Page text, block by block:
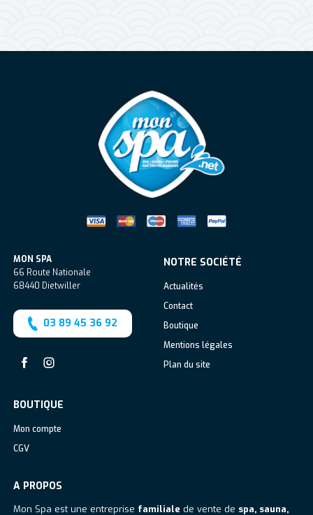
MON SPA
66 Route Nationale
68440 Dietwiller
03 89 45 36 92
NOTRE SOCIÉTÉ
Actualités
Contact
Boutique
Mentions légales
Plan du site
BOUTIQUE
Mon compte
CGV
A PROPOS
Mon Spa est une entreprise familiale de vente de spa, sauna,